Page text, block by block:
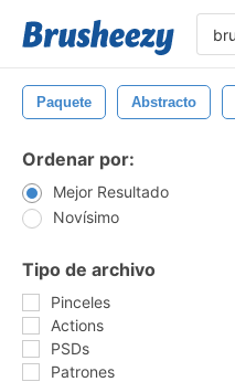
Paquete Abstracto
Ordenar por:
Mejor Resultado
Novísimo
Tipo de archivo
Pinceles
Actions
PSDs
Patrones